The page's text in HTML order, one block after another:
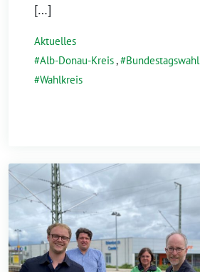
[…]
Aktuelles
Alb-Donau-Kreis, Bundestagswahl
Wahlkreis